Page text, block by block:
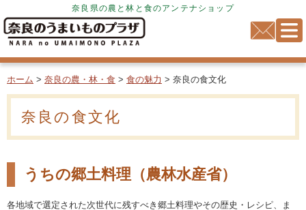
奈良県の農と林と食のアンテナショップ
ホーム > 奈良の農・林・食 > 食の魅力 > 奈良の食文化
奈良の食文化
うちの郷土料理（農林水産省）
各地域で選定された次世代に残すべき郷土料理やその歴史・レシピ、ま